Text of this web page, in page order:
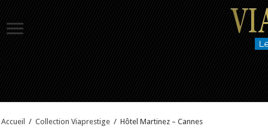
Accueil / Collection Viaprestige / Hôtel Martinez – Cannes